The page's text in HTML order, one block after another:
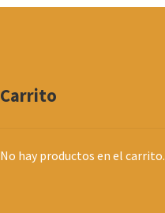
Carrito
No hay productos en el carrito.